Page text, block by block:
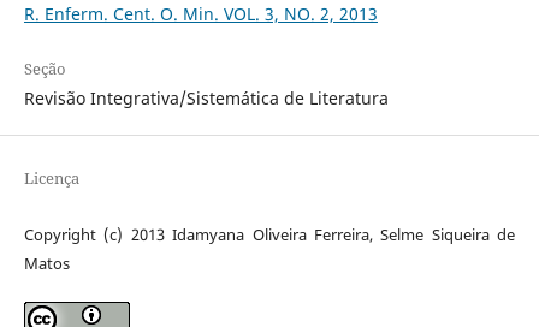
R. Enferm. Cent. O. Min. VOL. 3, NO. 2, 2013
Seção
Revisão Integrativa/Sistemática de Literatura
Licença
Copyright (c) 2013 Idamyana Oliveira Ferreira, Selme Siqueira de
Matos